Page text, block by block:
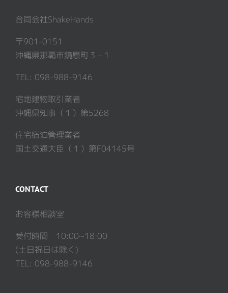
合同会社ShakeHands
〒901-0151
沖縄県那覇市鏡原町３−１
TEL: 098-988-9146
宅地建物取引業者
沖縄県知事（１）第5268
住宅宿泊管理業者
国土交通大臣（１）第F04145号
CONTACT
お客様相談室
受付時間 10:00~18:00
(土日祝日は除く)
TEL: 098-988-9146